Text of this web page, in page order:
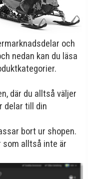
och
nedan kan du läsa
där du alltså väljer
delar till din
bort ur shopen.
som alltså inte är